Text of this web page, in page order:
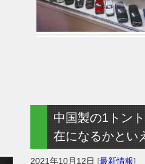
中国製の1トン
在になるかとい
2021年10月12日 [最新情報]